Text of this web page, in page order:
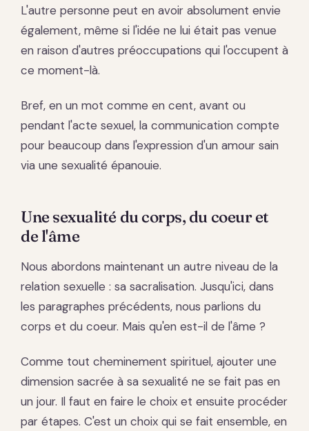
L'autre personne peut en avoir absolument envie
également, même si l'idée ne lui était pas venue
en raison d'autres préoccupations qui l'occupent à
ce moment-là.
Bref, en un mot comme en cent, avant ou
pendant l'acte sexuel, la communication compte
pour beaucoup dans l'expression d'un amour sain
via une sexualité épanouie.
Une sexualité du corps, du coeur et
de l'âme
Nous abordons maintenant un autre niveau de la
relation sexuelle : sa sacralisation. Jusqu'ici, dans
les paragraphes précédents, nous parlions du
corps et du coeur. Mais qu'en est-il de l'âme ?
Comme tout cheminement spirituel, ajouter une
dimension sacrée à sa sexualité ne se fait pas en
un jour. Il faut en faire le choix et ensuite procéder
par étapes. C'est un choix qui se fait ensemble, en